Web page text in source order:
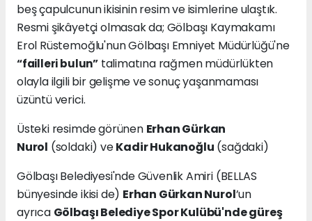
beş çapulcunun ikisinin resim ve isimlerine ulaştık.
Resmi şikâyetçi olmasak da; Gölbaşı Kaymakamı
Erol Rüstemoğlu'nun Gölbaşı Emniyet Müdürlüğü'ne
“failleri bulun”talimatına rağmen müdürlükten
olayla ilgili bir gelişme ve sonuç yaşanmaması
üzüntü verici.
Üsteki resimde görünen Erhan Gürkan
Nurol (soldaki) veKadir Hukanoğlu (sağdaki)
Gölbaşı Belediyesi'nde Güvenlik Amiri (BELLAS
bünyesinde ikisi de) Erhan Gürkan Nurol’un
ayrıca Gölbaşı Belediye Spor Kulübü'nde güreş